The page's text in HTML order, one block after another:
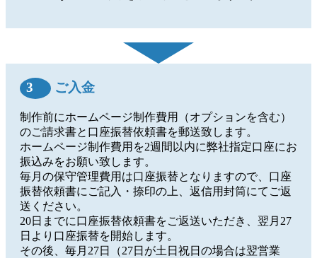
3 ご入金
制作前にホームページ制作費用（オプションを含む）
のご請求書と口座振替依頼書を郵送致します。
ホームページ制作費用を2週間以内に弊社指定口座にお
振込みをお願い致します。
毎月の保守管理費用は口座振替となりますので、口座
振替依頼書にご記入・捺印の上、返信用封筒にてご返
送ください。
20日までに口座振替依頼書をご返送いただき、翌月27
日より口座振替を開始します。
その後、毎月27日（27日が土日祝日の場合は翌営業